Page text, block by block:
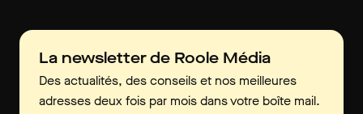
La newsletter de Roole Média
Des actualités, des conseils et nos meilleures
adresses deux fois par mois dans votre boîte mail.